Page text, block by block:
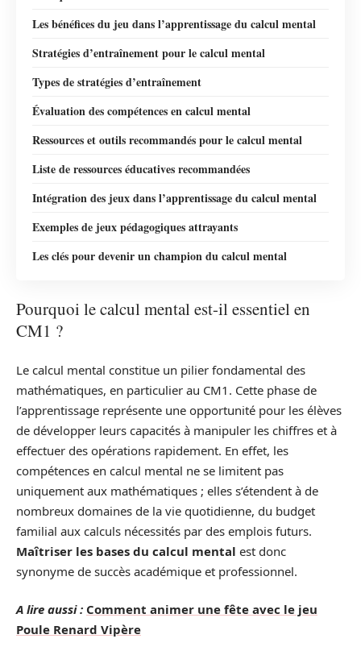
Les bénéfices du jeu dans l’apprentissage du calcul mental
Stratégies d’entraînement pour le calcul mental
Types de stratégies d’entraînement
Évaluation des compétences en calcul mental
Ressources et outils recommandés pour le calcul mental
Liste de ressources éducatives recommandées
Intégration des jeux dans l’apprentissage du calcul mental
Exemples de jeux pédagogiques attrayants
Les clés pour devenir un champion du calcul mental
Pourquoi le calcul mental est-il essentiel en
CM1 ?
Le calcul mental constitue un pilier fondamental des
mathématiques, en particulier au CM1. Cette phase de
l’apprentissage représente une opportunité pour les élèves
de développer leurs capacités à manipuler les chiffres et à
effectuer des opérations rapidement. En effet, les
compétences en calcul mental ne se limitent pas
uniquement aux mathématiques ; elles s’étendent à de
nombreux domaines de la vie quotidienne, du budget
familial aux calculs nécessités par des emplois futurs.
Maîtriser les bases du calcul mental est donc
synonyme de succès académique et professionnel.
A lire aussi : Comment animer une fête avec le jeu
Poule Renard Vipère